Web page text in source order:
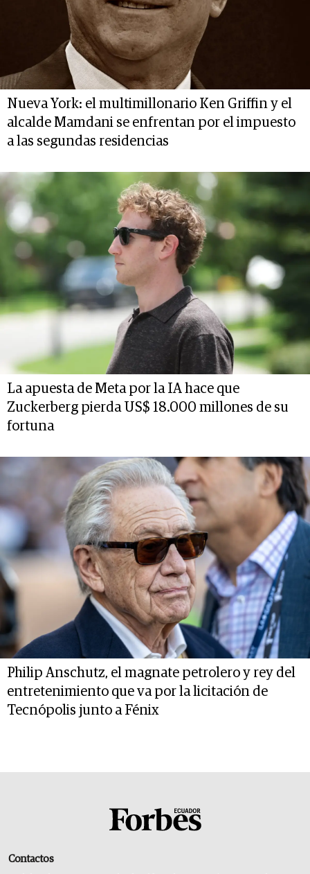
Nueva York: el multimillonario Ken Griffin y el
alcalde Mamdani se enfrentan por el impuesto
a las segundas residencias
La apuesta de Meta por la IA hace que
Zuckerberg pierda US$ 18.000 millones de su
fortuna
Philip Anschutz, el magnate petrolero y rey del
entretenimiento que va por la licitación de
Tecnópolis junto a Fénix
Contactos